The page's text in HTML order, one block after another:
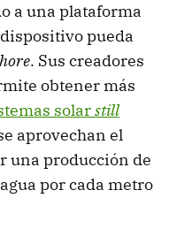
a una plataforma
pueda
. Sus creadores
obtener más
solarstill
aprovechan el
una producción de
por cada metro